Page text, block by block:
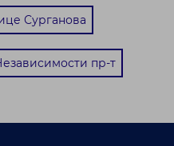
Сурганова
пр-т